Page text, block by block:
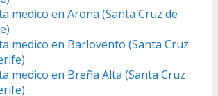
medico en Arona (Santa Cruz de
medico en Barlovento (Santa Cruz
medico en Breña Alta (Santa Cruz